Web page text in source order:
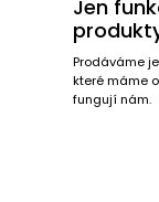
Jen
Prodáváme
které máme
fungují nám.